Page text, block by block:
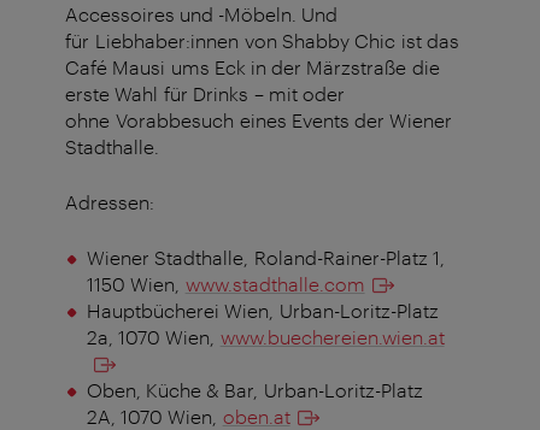
Accessoires und -Möbeln. Und
für Liebhaber:innen von Shabby Chic ist das
Café Mausi ums Eck in der Märzstraße die
erste Wahl für Drinks – mit oder
ohne Vorabbesuch eines Events der Wiener
Stadthalle.
Adressen:
Wiener Stadthalle, Roland-Rainer-Platz 1,
1150 Wien, www.stadthalle.com
Hauptbücherei Wien, Urban-Loritz-Platz
2a, 1070 Wien, www.buechereien.wien.at
Oben, Küche & Bar, Urban-Loritz-Platz
2A, 1070 Wien, oben.at